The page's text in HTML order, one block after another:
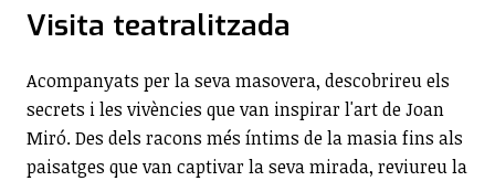
Visita teatralitzada
Acompanyats per la seva masovera, descobrireu els
secrets i les vivències que van inspirar l'art de Joan
Miró. Des dels racons més íntims de la masia fins als
paisatges que van captivar la seva mirada, reviureu la